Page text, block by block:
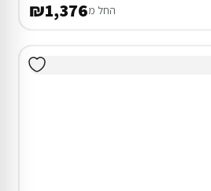
החל מ₪1,376